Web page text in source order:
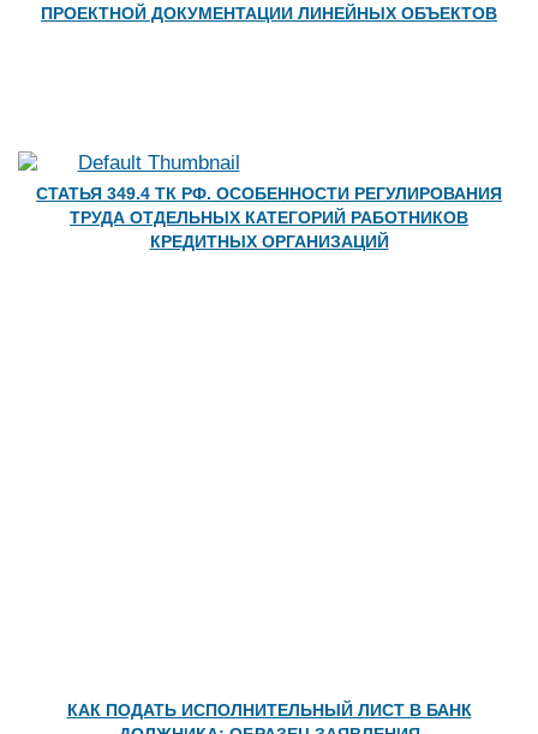
ПРОЕКТНОЙ ДОКУМЕНТАЦИИ ЛИНЕЙНЫХ ОБЪЕКТОВ
СТАТЬЯ 349.4 ТК РФ. ОСОБЕННОСТИ РЕГУЛИРОВАНИЯ
ТРУДА ОТДЕЛЬНЫХ КАТЕГОРИЙ РАБОТНИКОВ
КРЕДИТНЫХ ОРГАНИЗАЦИЙ
КАК ПОДАТЬ ИСПОЛНИТЕЛЬНЫЙ ЛИСТ В БАНК